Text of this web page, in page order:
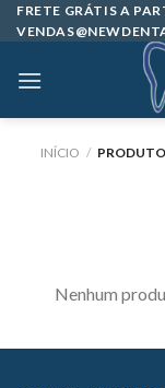
Skip
to
FRETE GRÁTIS A
INÍCIO /
Nenhum